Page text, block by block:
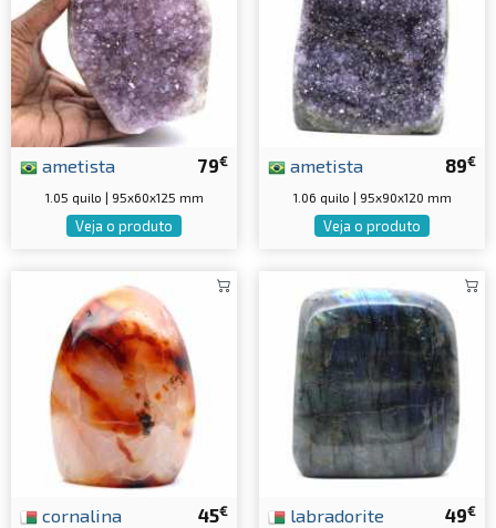
79€
ametista
1.05 quilo | 95x60x125 mm
Veja o produto
89€
ametista
1.06 quilo | 95x90x120 mm
Veja o produto
45€
cornalina 49€
labradorite